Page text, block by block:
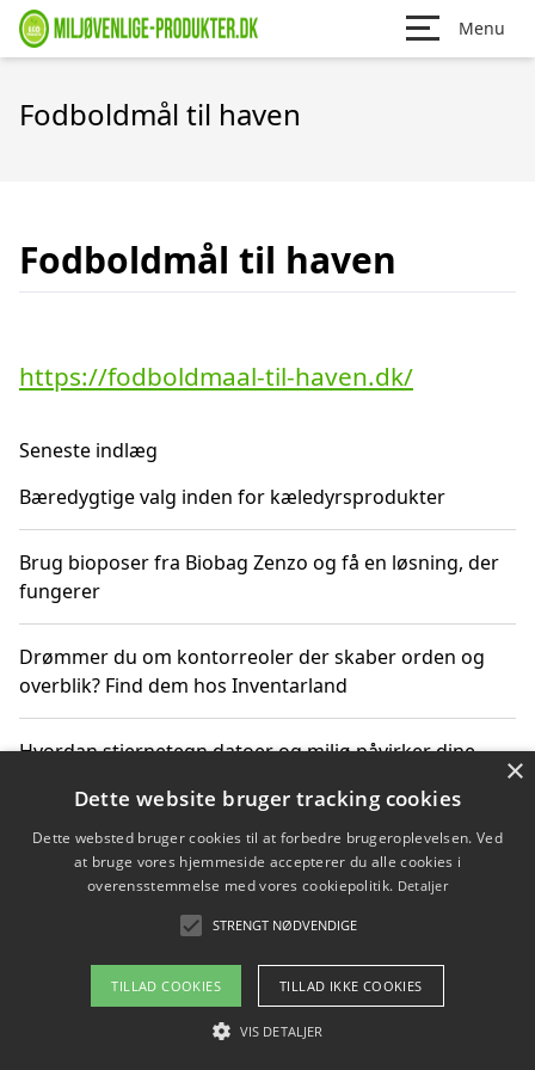
Menu
Fodboldmål til haven
Fodboldmål til haven
https://fodboldmaal-til-haven.dk/
Seneste indlæg
Bæredygtige valg inden for kæledyrsprodukter
Brug bioposer fra Biobag Zenzo og få en løsning, der
fungerer
Drømmer du om kontorreoler der skaber orden og
overblik? Find dem hos Inventarland
Hvordan stjernetegn datoer og miljø påvirker dine
Bæredygtige gadgets til en grønnere hverdag
Om / kontakt
Blog Betingelser
×
Dette website bruger tracking cookies
Dette websted bruger cookies til at forbedre brugeroplevelsen. Ved
at bruge vores hjemmeside accepterer du alle cookies i
overensstemmelse med vores cookiepolitik. Detaljer
STRENGT NØDVENDIGE
TILLAD COOKIES TILLAD IKKE COOKIES
VIS DETALJER